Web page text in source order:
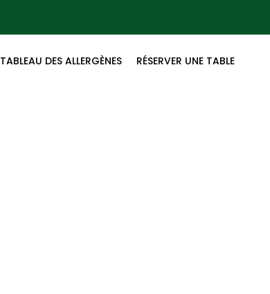
TABLEAU DES ALLERGÈNES RÉSERVER UNE TABLE